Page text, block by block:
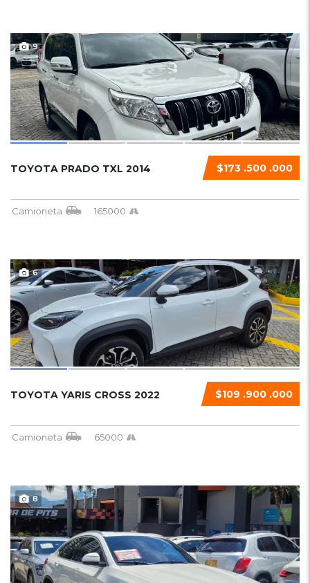
9
$173 .500 .000
TOYOTA PRADO TXL 2014
Camioneta 165000
6
$109 .900 .000
TOYOTA YARIS CROSS 2022
Camioneta 65000
8